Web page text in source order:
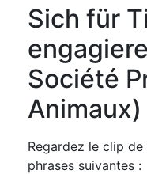
Sich für
Société
Animaux)
Regardez le clip
phrases suivantes :